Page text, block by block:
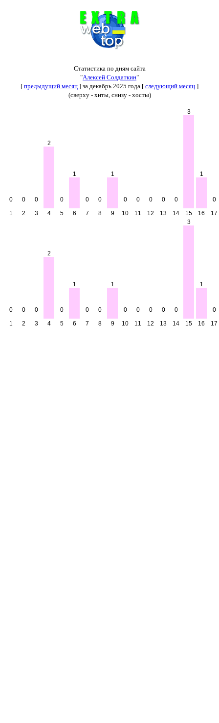
Статистика по дням сайта
"Алексей Солдаткин"
[ предыдущий месяц ] за декабрь 2025 года [ следующий месяц ]
(сверху - хиты, снизу - хосты)
0
1
0
2
0
3
2
4
0
5
1
6
0
7
0
8
1
9
0
10
0
11
0
12
0
13
0
14
3
15
1
16
0
17
0
1
0
2
0
3
2
4
0
5
1
6
0
7
0
8
1
9
0
10
0
11
0
12
0
13
0
14
3
15
1
16
0
17